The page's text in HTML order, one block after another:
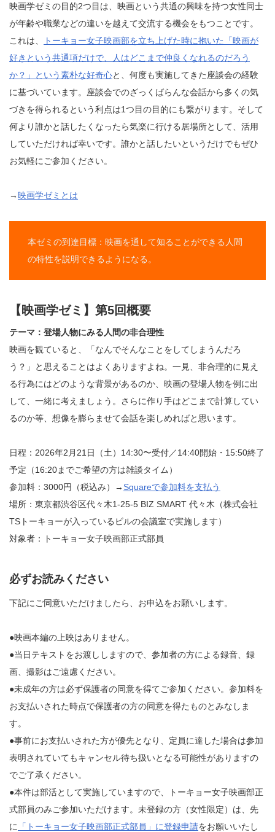
映画学ゼミの目的2つ目は、映画という共通の興味を持つ女性同士
が年齢や職業などの違いを越えて交流する機会をもつことです。
これは、
トーキョー女子映画部を立ち上げた時に抱いた「映画が
好きという共通項だけで、人はどこまで仲良くなれるのだろう
か？」という素朴な好奇心と、何度も実施してきた座談会の経験
に基づいています。座談会でのざっくばらんな会話から多くの気
づきを得られるという利点は1つ目の目的にも繋がります。そして
何より誰かと話したくなったら気楽に行ける居場所として、活用
していただければ幸いです。誰かと話したいというだけでもぜひ
お気軽にご参加ください。
→映画学ゼミとは
本ゼミの到達目標：映画を通して知ることができる人間
の特性を説明できるようになる。
【映画学ゼミ】第5回概要
テーマ：登場人物にみる人間の非合理性
映画を観ていると、「なんでそんなことをしてしまうんだろ
う？」と思えることはよくありますよね。一見、非合理的に見え
る行為にはどのような背景があるのか、映画の登場人物を例に出
して、一緒に考えましょう。さらに作り手はどこまで計算してい
るのか等、想像を膨らませて会話を楽しめればと思います。
日程：2026年2月21日（土）14:30〜受付／14:40開始・15:50終了
予定（16:20までご希望の方は雑談タイム）
参加料：3000円（税込み）→Squareで参加料を支払う
場所：東京都渋谷区代々木1-25-5 BIZ SMART 代々木（株式会社
TSトーキョーが入っているビルの会議室で実施します）
対象者：トーキョー女子映画部正式部員
必ずお読みください
下記にご同意いただけましたら、お申込をお願いします。
●映画本編の上映はありません。
●当日テキストをお渡ししますので、参加者の方による録音、録
画、撮影はご遠慮ください。
●未成年の方は必ず保護者の同意を得てご参加ください。参加料を
お支払いされた時点で保護者の方の同意を得たものとみなしま
す。
●事前にお支払いされた方が優先となり、定員に達した場合は参加
表明されていてもキャンセル待ち扱いとなる可能性がありますの
でご了承ください。
●本件は部活として実施していますので、トーキョー女子映画部正
式部員のみご参加いただけます。未登録の方（女性限定）は、先
に
「トーキョー女子映画部正式部員」に登録申請をお願いいたし